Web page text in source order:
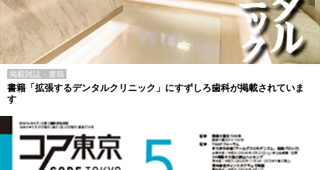
掲載雑誌・書籍
書籍「拡張するデンタルクリニック」にすずしろ歯科が掲載されていま
す